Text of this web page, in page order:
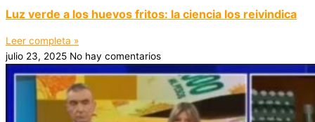
Luz verde a los huevos fritos: la ciencia los reivindica
Leer completa »
julio 23, 2025 No hay comentarios